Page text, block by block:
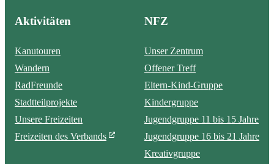
Aktivitäten
Kanutouren
Wandern
RadFreunde
Stadtteilprojekte
Unsere Freizeiten
Freizeiten des Verbands
NFZ
Unser Zentrum
Offener Treff
Eltern-Kind-Gruppe
Kindergruppe
Jugendgruppe 11 bis 15 Jahre
Jugendgruppe 16 bis 21 Jahre
Kreativgruppe